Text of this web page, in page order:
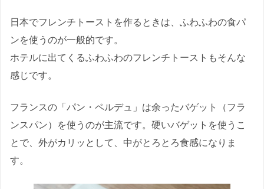
日本でフレンチトーストを作るときは、ふわふわの食パ
ンを使うのが一般的です。
ホテルに出てくるふわふわのフレンチトーストもそんな
感じです。
フランスの「パン・ペルデュ」は余ったバゲット（フラ
ンスパン）を使うのが主流です。硬いバゲットを使うこ
とで、外がカリッとして、中がとろとろ食感になりま
す。